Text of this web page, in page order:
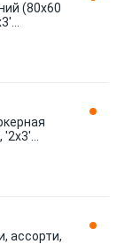
(80x60
'2х3'
ассорти,